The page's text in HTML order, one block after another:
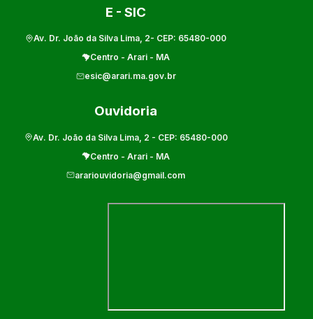
E - SIC
Av. Dr. João da Silva Lima, 2- CEP: 65480-000
Centro - Arari - MA
esic@arari.ma.gov.br
Ouvidoria
Av. Dr. João da Silva Lima, 2 - CEP: 65480-000
Centro - Arari - MA
arariouvidoria@gmail.com